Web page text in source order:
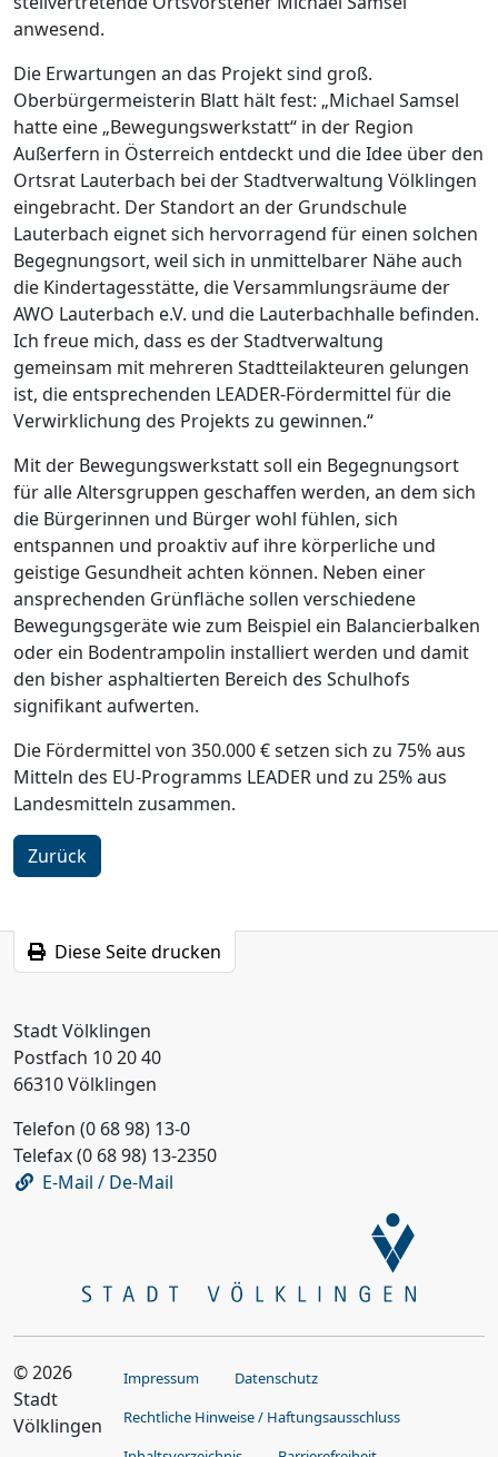
anwesend.
Die Erwartungen an das Projekt sind groß.
Oberbürgermeisterin Blatt hält fest: „Michael Samsel
hatte eine „Bewegungswerkstatt“ in der Region
Außerfern in Österreich entdeckt und die Idee über den
Ortsrat Lauterbach bei der Stadtverwaltung Völklingen
eingebracht. Der Standort an der Grundschule
Lauterbach eignet sich hervorragend für einen solchen
Begegnungsort, weil sich in unmittelbarer Nähe auch
die Kindertagesstätte, die Versammlungsräume der
AWO Lauterbach e.V. und die Lauterbachhalle befinden.
Ich freue mich, dass es der Stadtverwaltung
gemeinsam mit mehreren Stadtteilakteuren gelungen
ist, die entsprechenden LEADER-Fördermittel für die
Verwirklichung des Projekts zu gewinnen.“
Mit der Bewegungswerkstatt soll ein Begegnungsort
für alle Altersgruppen geschaffen werden, an dem sich
die Bürgerinnen und Bürger wohl fühlen, sich
entspannen und proaktiv auf ihre körperliche und
geistige Gesundheit achten können. Neben einer
ansprechenden Grünfläche sollen verschiedene
Bewegungsgeräte wie zum Beispiel ein Balancierbalken
oder ein Bodentrampolin installiert werden und damit
den bisher asphaltierten Bereich des Schulhofs
signifikant aufwerten.
Die Fördermittel von 350.000 € setzen sich zu 75% aus
Mitteln des EU-Programms LEADER und zu 25% aus
Landesmitteln zusammen.
Zurück
Diese Seite drucken
Stadt Völklingen
Postfach 10 20 40
66310 Völklingen
Telefon (0 68 98) 13-0
Telefax (0 68 98) 13-2350
E-Mail / De-Mail
© 2026
Stadt
Völklingen
Impressum
Datenschutz
Rechtliche Hinweise / Haftungsausschluss